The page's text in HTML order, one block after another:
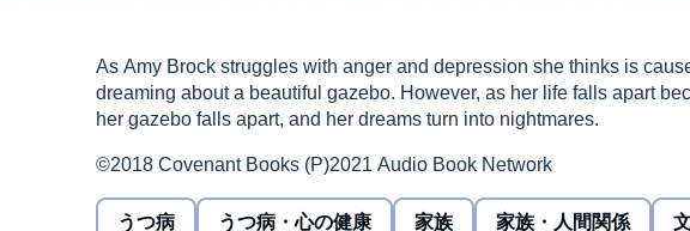
As Amy Brock struggles with anger and depression she thinks is
dreaming about a beautiful gazebo. However, as her life falls apart
her gazebo falls apart, and her dreams turn into nightmares.
©2018 Covenant Books (P)2021 Audio Book Network
うつ病 うつ病・心の健康 家族 家族・人間関係